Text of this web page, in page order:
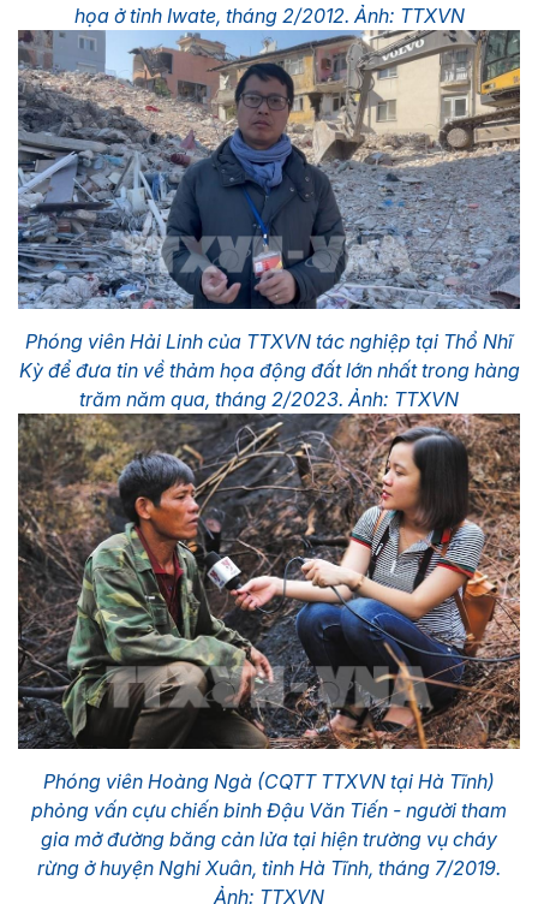
họa ở tỉnh Iwate, tháng 2/2012. Ảnh: TTXVN
Phóng viên Hải Linh của TTXVN tác nghiệp tại Thổ Nhĩ
Kỳ để đưa tin về thảm họa động đất lớn nhất trong hàng
trăm năm qua, tháng 2/2023. Ảnh: TTXVN
Phóng viên Hoàng Ngà (CQTT TTXVN tại Hà Tĩnh)
phỏng vấn cựu chiến binh Đậu Văn Tiến - người tham
gia mở đường băng cản lửa tại hiện trường vụ cháy
rừng ở huyện Nghi Xuân, tỉnh Hà Tĩnh, tháng 7/2019.
Ảnh: TTXVN